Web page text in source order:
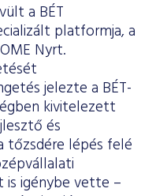
a BÉT
platformja, a
Nyrt.
jelezte a BÉT-
kivitelezett
és
tőzsdére lépés felé
igénybe vette –